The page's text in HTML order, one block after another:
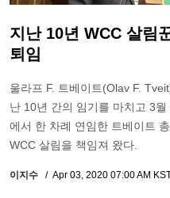
지난 10년 WCC 살림
퇴임
울라프 F. 트베이트(Olav F.
난 10년 간의 임기를 마치고 3
에서 한 차례 연임한 트베이트
WCC 살림을 책임져 왔다.
이지수 Apr 03, 2020 07:00 AM